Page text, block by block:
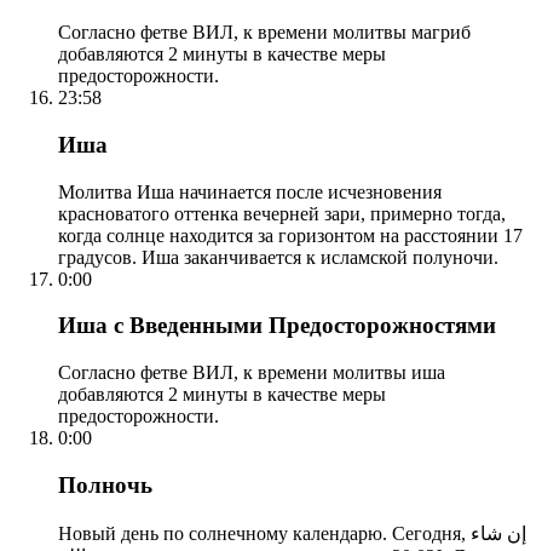
Согласно фетве ВИЛ, к времени молитвы магриб
добавляются 2 минуты в качестве меры
предосторожности.
23:58
Иша
Молитва Иша начинается после исчезновения
красноватого оттенка вечерней зари, примерно тогда,
когда солнце находится за горизонтом на расстоянии 17
градусов. Иша заканчивается к исламской полуночи.
0:00
Иша с Введенными Предосторожностями
Согласно фетве ВИЛ, к времени молитвы иша
добавляются 2 минуты в качестве меры
предосторожности.
0:00
Полночь
Новый день по солнечному календарю. Сегодня, إن شاء